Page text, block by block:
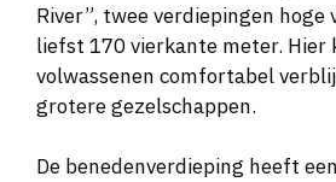
River”, twee verdiepingen hoge
liefst 170 vierkante meter. Hier
volwassenen comfortabel
grotere gezelschappen.
De benedenverdieping heeft